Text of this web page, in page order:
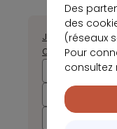
2026
2022
JanvierFévrier
Octobre
Des
des
(réseaux
Pour
consultez